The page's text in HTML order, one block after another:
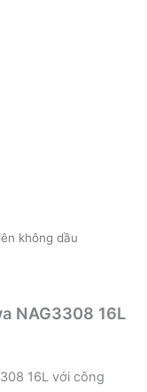
không dầu
NAG3308 16L
16L với công